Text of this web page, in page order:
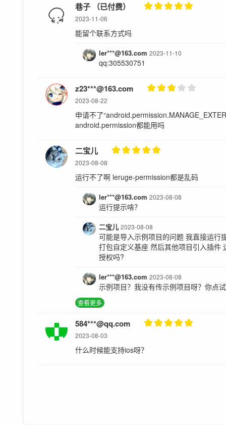
巷子 （已付费）
2023-11-06
能留个联系方式吗
ler***@163.com2023-11-10
qq:305530751
z23***@163.com
2023-08-22
申请不了
android.permission都能用吗
二宝儿
2023-08-08
运行不了啊 leruge-permission都是乱码
ler***@163.com2023-08-08
运行提示啥？
二宝儿2023-08-08
可能是导入示例项目的问题 我直接运行
打包自定义基座 然后其他项目引入插件
授权吗?
ler***@163.com2023-08-08
示例项目？我没有传示例项目呀？你点
查看更多
584***@qq.com
2023-08-03
什么时候能支持ios呀？